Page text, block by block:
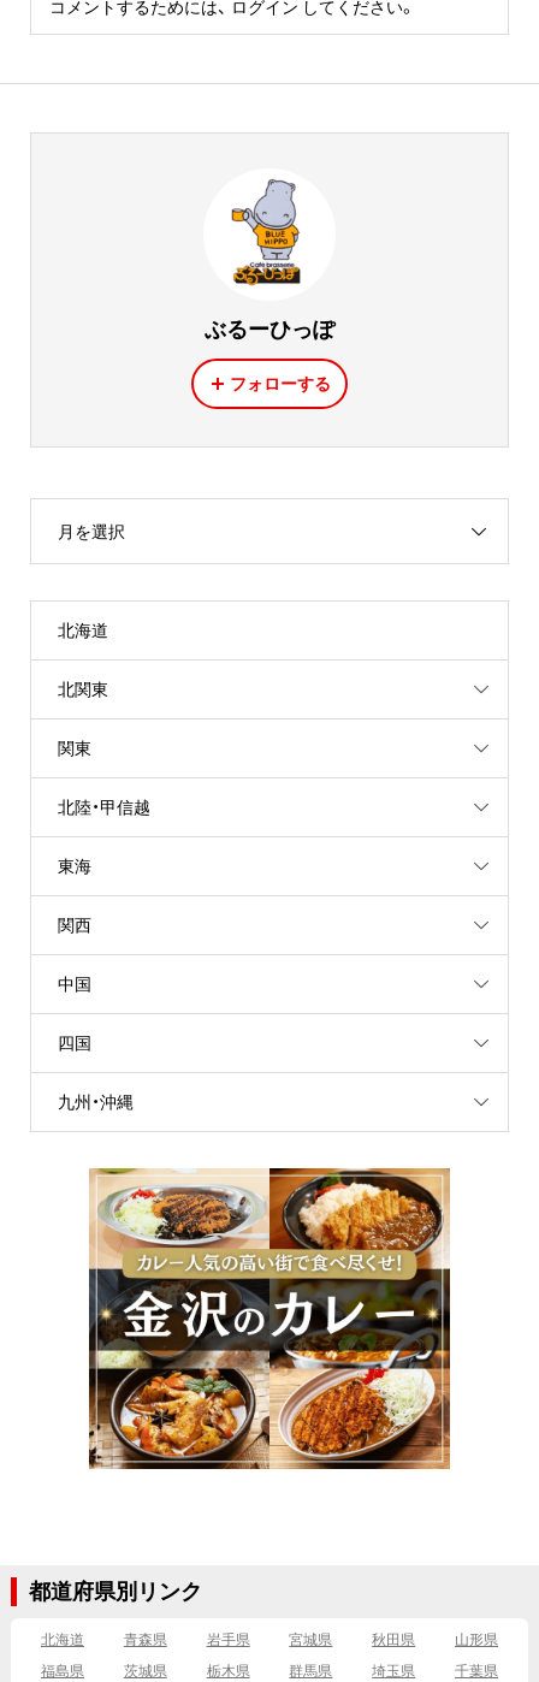
コメントするためには、 ログイン してください。
ぶるーひっぽ
フォローする
月を選択
北海道
北関東
関東
北陸・甲信越
東海
関西
中国
四国
九州・沖縄
都道府県別リンク
北海道 青森県 岩手県 宮城県 秋田県
山形県
福島県
茨城県 栃木県 群馬県 埼玉県
千葉県